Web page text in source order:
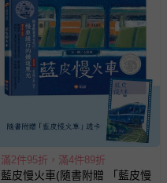
滿2件95折，滿4件89折
藍皮慢火車(隨書附贈 「藍皮慢